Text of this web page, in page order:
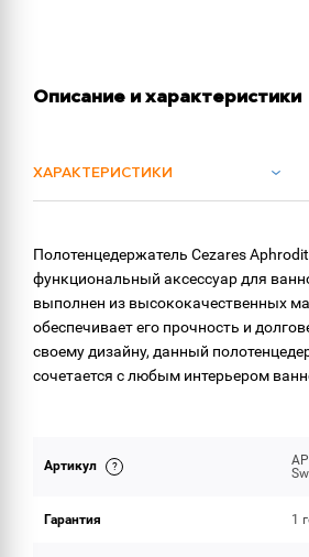
Описание и характеристики
ХАРАКТЕРИСТИКИ
Полотенцедержатель Cezares
функциональный аксессуар для
выполнен из высококачественных
обеспечивает его прочность и
своему дизайну, данный
сочетается с любым интерьером
Артикул
Sw
Гарантия 1